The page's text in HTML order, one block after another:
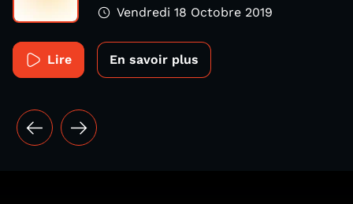
Vendredi 18 Octobre 2019
Lire En savoir plus